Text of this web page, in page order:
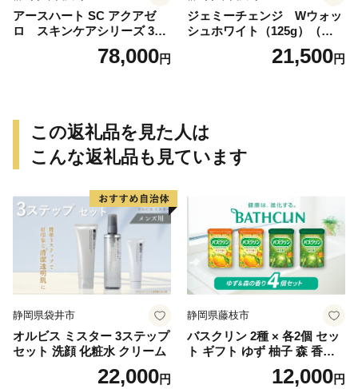
アースハート SC アクアゼ
ロ スキンケアシリーズ 3点
78,000円
ジェミーチェンジ Wウォッ
シュホワイト（125g）（泡立
てネット付）×2本 群馬県 千
21,500円
この返礼品を見た人は
こんな返礼品も見ています
静岡県袋井市
オルビス ミスター 3ステップ
セット 洗顔 化粧水 クリーム
22,000円
静岡県藤枝市
バスクリン 2種 × 各2個 セッ
ト ギフト ゆず 柚子 森 香り
日用品 お風呂 バス用品 温活
アロマ 香り まとめ買い静岡
12,000円